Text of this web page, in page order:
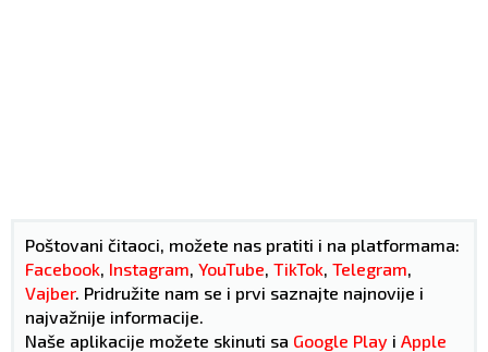
Poštovani čitaoci, možete nas pratiti i na platformama:
Facebook Instagram YouTube TikTok Telegram
Vajber. Pridružite nam se i prvi saznajte najnovije i
najvažnije informacije.
Naše aplikacije možete skinuti sa Google Play i Apple